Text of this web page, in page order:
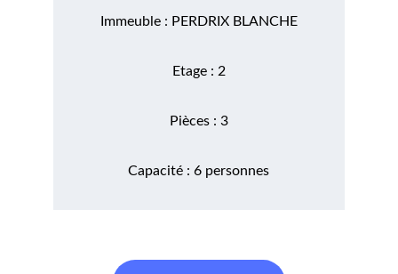
Immeuble : PERDRIX BLANCHE
Etage : 2
Pièces : 3
Capacité : 6 personnes